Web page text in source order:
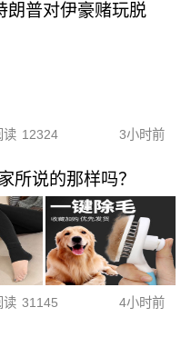
朗普对伊豪赌玩脱
读 12324 3小时前
所说的那样吗？
读 31145 4小时前